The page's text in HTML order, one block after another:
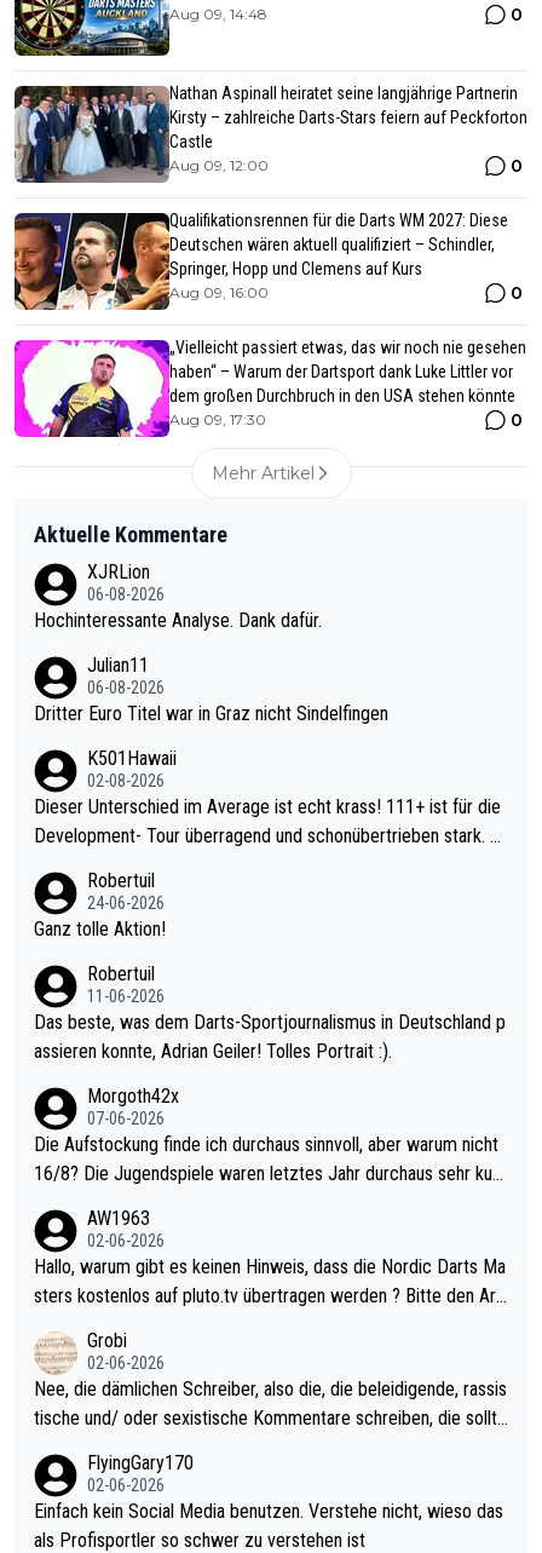
Aug 09, 14:48 0
Nathan Aspinall heiratet seine langjährige Partnerin
Kirsty – zahlreiche Darts-Stars feiern auf Peckforton
Castle
Aug 09, 12:00 0
Qualifikationsrennen für die Darts WM 2027: Diese
Deutschen wären aktuell qualifiziert – Schindler,
Springer, Hopp und Clemens auf Kurs
Aug 09, 16:00 0
„Vielleicht passiert etwas, das wir noch nie gesehen
haben“ – Warum der Dartsport dank Luke Littler vor
dem großen Durchbruch in den USA stehen könnte
Aug 09, 17:30 0
Mehr Artikel
Aktuelle Kommentare
XJRLion
06-08-2026
Hochinteressante Analyse. Dank dafür.
Julian11
06-08-2026
Dritter Euro Titel war in Graz nicht Sindelfingen
K501Hawaii
02-08-2026
Dieser Unterschied im Average ist echt krass! 111+ ist für die
Development- Tour überragend und schonübertrieben stark. U
mal 40+ erst recht. Da gewinnst keinen Blumentopf - ist ja noc
h krasser wie ein Pokalspiel eines Kreisligisten vs einem Bund
Robertuil
24-06-2026
Ganz tolle Aktion!
Robertuil
11-06-2026
Das beste, was dem Darts-Sportjournalismus in Deutschland p
assieren konnte, Adrian Geiler! Tolles Portrait :).
Morgoth42x
07-06-2026
Die Aufstockung finde ich durchaus sinnvoll, aber warum nicht
16/8? Die Jugendspiele waren letztes Jahr durchaus sehr kurz
Allerdings ist Mitchell Lawrie als Nummer 1 der Welt eh qualifi
ziert. Somit ändert die automatische Qualifikation des Weltmei
sters erstmal nichts. Ich denke sie wollen damit für nächstes J
ohl wenig WDF Turniere spielen. Dies war bei Archie Self letzt
es Jahr der Fall. Er musste als amtierender Weltmeister durch
den Qualifier und ich glaube kaum, dass Mitchel sich das (in Ve
gas) antun würde, wenn er doch eigentlich die PDC-WM als Zi
el hat.
AW1963
02-06-2026
Hallo, warum gibt es keinen Hinweis, dass die Nordic Darts Ma
sters kostenlos auf pluto.tv übertragen werden ? Bitte den Arti
Grobi
02-06-2026
Nee, die dämlichen Schreiber, also die, die beleidigende, rassis
tische und/ oder sexistische Kommentare schreiben, die sollte
s Leben in den Griff kriegen. Nur eins wundert mich: Luke Little
r war doch neulich erst derjenige, der über Social Media GvV p
rovoziert hat. Und Littlers Mutter schießt öfters mal gegen Ric
FlyingGary170
02-06-2026
Einfach kein Social Media benutzen. Verstehe nicht, wieso das
als Profisportler so schwer zu verstehen ist